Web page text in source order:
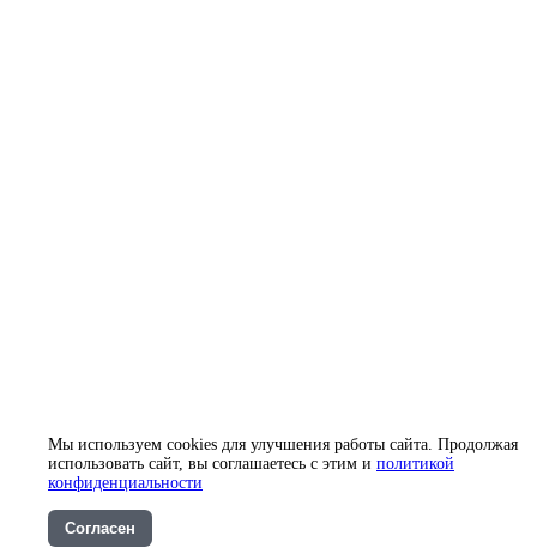
Мы используем cookies для улучшения работы сайта. Продолжая
использовать сайт, вы соглашаетесь с этим и политикой
конфиденциальности
Согласен